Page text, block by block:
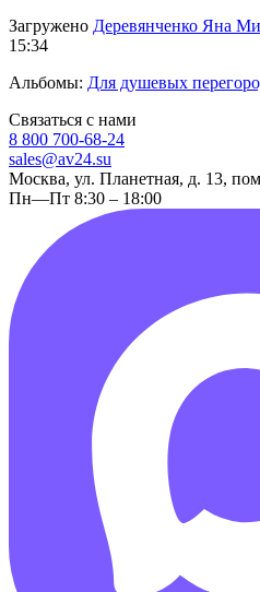
Загружено Деревянченко Яна
15:34
Альбомы: Для душевых
Связаться с нами
8 800 700-68-24
sales@av24.su
Москва, ул. Планетная, д. 13,
Пн—Пт 8:30 – 18:00